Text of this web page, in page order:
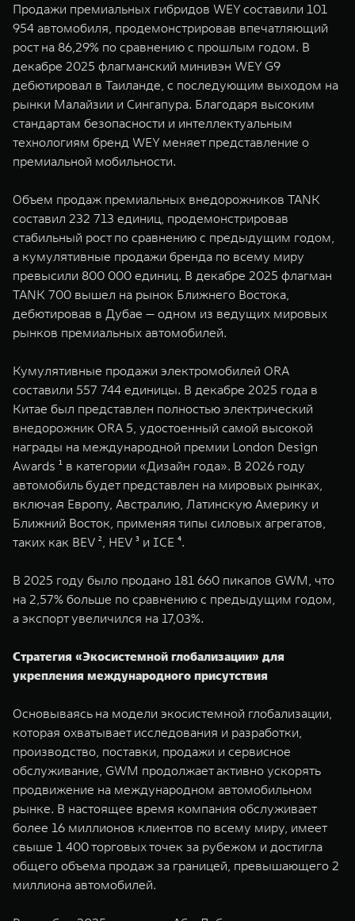
Продажи премиальных гибридов WEY составили 101
954 автомобиля, продемонстрировав впечатляющий
рост на 86,29% по сравнению с прошлым годом. В
декабре 2025 флагманский минивэн WEY G9
дебютировал в Таиланде, с последующим выходом на
рынки Малайзии и Сингапура. Благодаря высоким
стандартам безопасности и интеллектуальным
технологиям бренд WEY меняет представление о
премиальной мобильности.
Объем продаж премиальных внедорожников TANK
составил 232 713 единиц, продемонстрировав
стабильный рост по сравнению с предыдущим годом,
а кумулятивные продажи бренда по всему миру
превысили 800 000 единиц. В декабре 2025 флагман
TANK 700 вышел на рынок Ближнего Востока,
дебютировав в Дубае — одном из ведущих мировых
рынков премиальных автомобилей.
Кумулятивные продажи электромобилей ORA
составили 557 744 единицы. В декабре 2025 года в
Китае был представлен полностью электрический
внедорожник ORA 5, удостоенный самой высокой
награды на международной премии London Design
Awards ¹ в категории «Дизайн года». В 2026 году
автомобиль будет представлен на мировых рынках,
включая Европу, Австралию, Латинскую Америку и
Ближний Восток, применяя типы силовых агрегатов,
таких как BEV ², HEV ³ и ICE ⁴.
В 2025 году было продано 181 660 пикапов GWM, что
на 2,57% больше по сравнению с предыдущим годом,
а экспорт увеличился на 17,03%.
Стратегия «Экосистемной глобализации» для
укрепления международного присутствия
Основываясь на модели экосистемной глобализации,
которая охватывает исследования и разработки,
производство, поставки, продажи и сервисное
обслуживание, GWM продолжает активно ускорять
продвижение на международном автомобильном
рынке. В настоящее время компания обслуживает
более 16 миллионов клиентов по всему миру, имеет
свыше 1 400 торговых точек за рубежом и достигла
общего объема продаж за границей, превышающего 2
миллиона автомобилей.